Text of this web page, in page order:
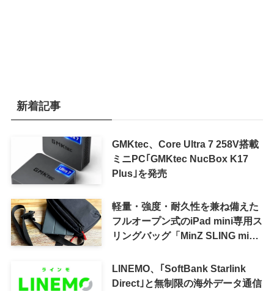
新着記事
GMKtec、Core Ultra 7 258V搭載
ミニPC｢GMKtec NucBox K17
Plus｣を発売
軽量・強度・耐久性を兼ね備えた
フルオープン式のiPad mini専用ス
リングバッグ「MinZ SLING mini
LINEMO、｢SoftBank Starlink
Direct｣と無制限の海外データ通信